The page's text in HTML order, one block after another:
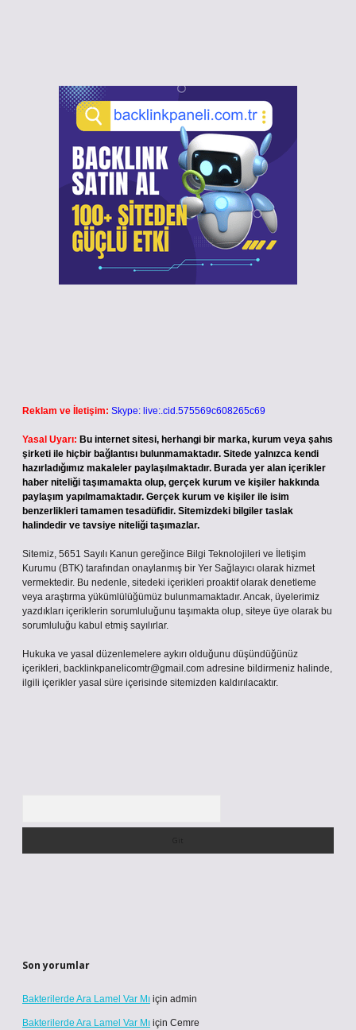
Reklam ve İletişim: Skype: live:.cid.575569c608265c69
Yasal Uyarı: Bu internet sitesi, herhangi bir marka, kurum veya şahıs
şirketi ile hiçbir bağlantısı bulunmamaktadır. Sitede yalnızca kendi
hazırladığımız makaleler paylaşılmaktadır. Burada yer alan içerikler
haber niteliği taşımamakta olup, gerçek kurum ve kişiler hakkında
paylaşım yapılmamaktadır. Gerçek kurum ve kişiler ile isim
benzerlikleri tamamen tesadüfidir. Sitemizdeki bilgiler taslak
halindedir ve tavsiye niteliği taşımazlar.
Sitemiz, 5651 Sayılı Kanun gereğince Bilgi Teknolojileri ve İletişim
Kurumu (BTK) tarafından onaylanmış bir Yer Sağlayıcı olarak hizmet
vermektedir. Bu nedenle, sitedeki içerikleri proaktif olarak denetleme
veya araştırma yükümlülüğümüz bulunmamaktadır. Ancak, üyelerimiz
yazdıkları içeriklerin sorumluluğunu taşımakta olup, siteye üye olarak bu
sorumluluğu kabul etmiş sayılırlar.
Hukuka ve yasal düzenlemelere aykırı olduğunu düşündüğünüz
içerikleri, backlinkpanelicomtr@gmail.com adresine bildirmeniz halinde,
ilgili içerikler yasal süre içerisinde sitemizden kaldırılacaktır.
Son yorumlar
Bakterilerde Ara Lamel Var Mı için admin
Bakterilerde Ara Lamel Var Mı için Cemre